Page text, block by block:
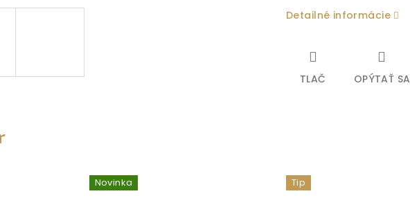
Detailné informácie
TLAČ OPÝTAŤ SA
Novinka Tip